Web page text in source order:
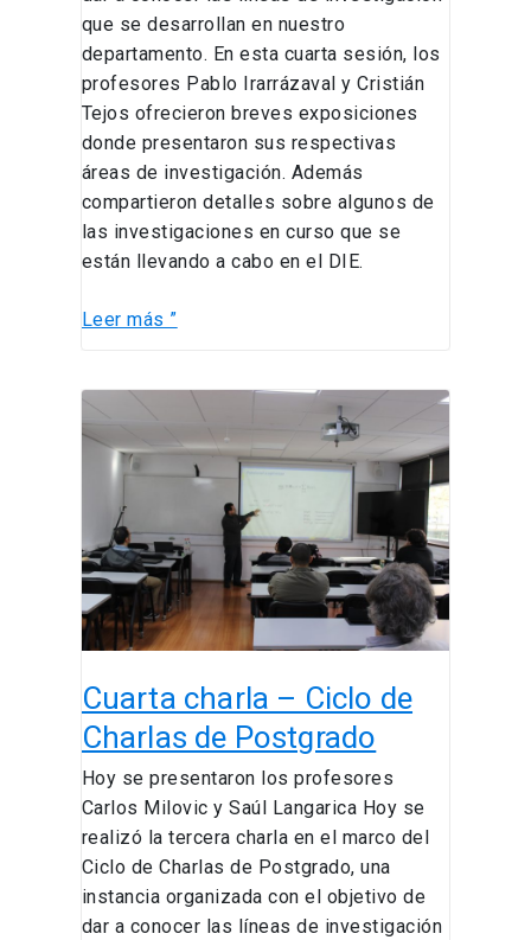
que se desarrollan en nuestro
departamento. En esta cuarta sesión, los
profesores Pablo Irarrázaval y Cristián
Tejos ofrecieron breves exposiciones
donde presentaron sus respectivas
áreas de investigación. Además
compartieron detalles sobre algunos de
las investigaciones en curso que se
están llevando a cabo en el DIE.
Leer más ”
Cuarta charla – Ciclo de
Charlas de Postgrado
Hoy se presentaron los profesores
Carlos Milovic y Saúl Langarica Hoy se
realizó la tercera charla en el marco del
Ciclo de Charlas de Postgrado, una
instancia organizada con el objetivo de
dar a conocer las líneas de investigación
Cuarta
charla
Charlas
de
Postgrado